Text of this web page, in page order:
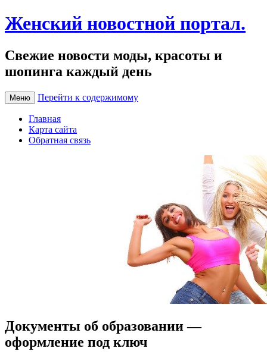
Женский новостной портал.
Свежие новости моды, красоты и
шопинга каждый день
Меню Перейти к содержимому
Главная
Карта сайта
Обратная связь
Документы об образовании —
оформление под ключ